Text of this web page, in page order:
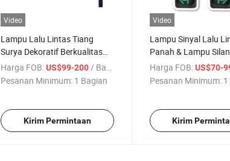
Video
Lampu Lalu Lintas Tiang
Surya Dekoratif Berkualitas
Tinggi Grosir
Harga FOB: US$99-200/ Bagian
Pesanan Minimum: 1 Bagian
Kirim Permintaan
Video
Lampu Sinyal Lalu
Panah & Lampu
Harga FOB: US$70-
Pesanan Minimum:
Kirim